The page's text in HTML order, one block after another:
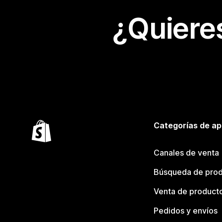
Categorías de
Canales de venta
Búsqueda de
Venta de
Pedidos y envíos